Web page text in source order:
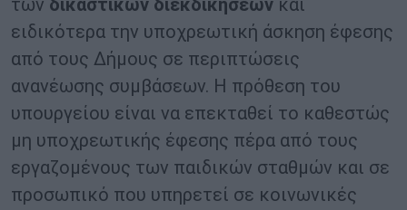
των δικαστικών διεκδικήσεων και
ειδικότερα την υποχρεωτική άσκηση έφεσης
από τους Δήμους σε περιπτώσεις
ανανέωσης συμβάσεων. Η πρόθεση του
υπουργείου είναι να επεκταθεί το καθεστώς
μη υποχρεωτικής έφεσης πέρα από τους
εργαζομένους των παιδικών σταθμών και σε
προσωπικό που υπηρετεί σε κοινωνικές